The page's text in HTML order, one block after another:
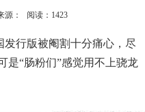
源： 阅读：1423
发行版被阉割十分痛心，尽
是“肠粉们”感觉用不上骁龙